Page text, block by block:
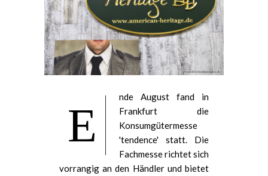
E
nde August fand in
Frankfurt die
Konsumgütermesse
'tendence' statt. Die
Fachmesse richtet sich
vorrangig an den Händler und bietet